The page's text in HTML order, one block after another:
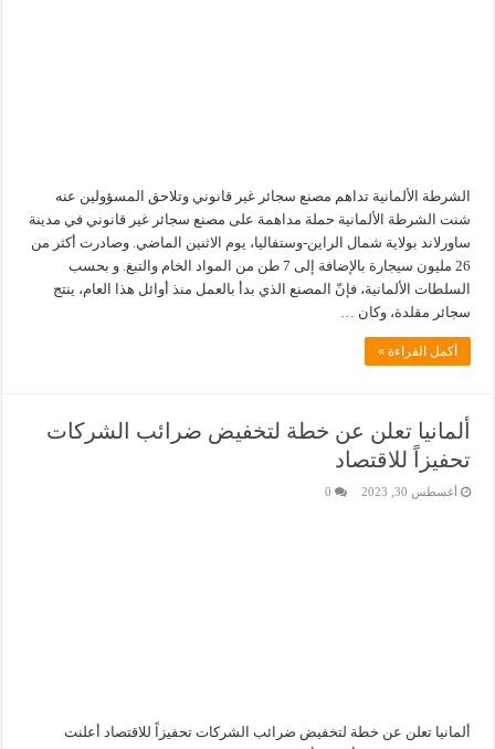
الشرطة الألمانية تداهم مصنع سجائر غير قانوني وتلاحق المسؤولين عنه
شنت الشرطة الألمانية حملة مداهمة على مصنع سجائر غير قانوني في مدينة
ساورلاند بولاية شمال الراين-وستفاليا، يوم الاثنين الماضي. وصادرت أكثر من
26 مليون سيجارة بالإضافة إلى 7 طن من المواد الخام والتبغ. و بحسب
السلطات الألمانية، فإنّ المصنع الذي بدأ بالعمل منذ أوائل هذا العام، ينتج
سجائر مقلدة، وكان …
أكمل القراءة »
ألمانيا تعلن عن خطة لتخفيض ضرائب الشركات
تحفيزاً للاقتصاد
أغسطس 30, 2023 0
ألمانيا تعلن عن خطة لتخفيض ضرائب الشركات تحفيزاً للاقتصاد أعلنت